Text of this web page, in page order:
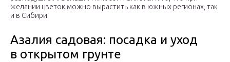
желании цветок можно вырастить как в южных регионах, так
и в Сибири.
Азалия садовая: посадка и уход
в открытом грунте